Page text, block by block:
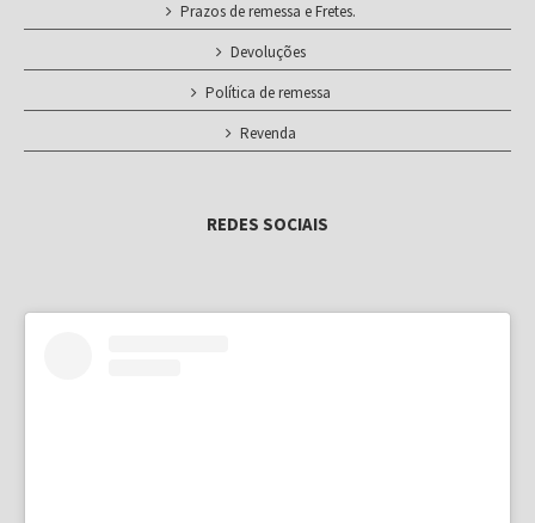
Prazos de remessa e Fretes.
Devoluções
Política de remessa
Revenda
REDES SOCIAIS